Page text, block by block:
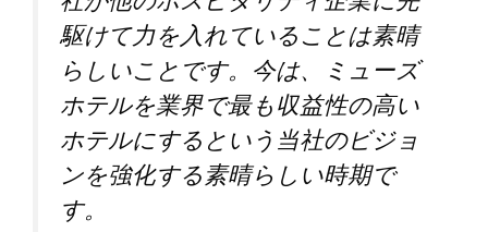
駆けて力を入れていることは素晴
らしいことです。今は、ミューズ
ホテルを業界で最も収益性の高い
ホテルにするという当社のビジョ
ンを強化する素晴らしい時期で
す。